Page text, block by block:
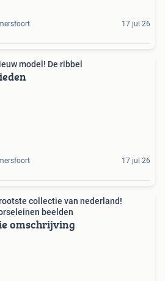
17 jul 26
model! De ribbel
17 jul 26
collectie van nederland!
beelden
omschrijving